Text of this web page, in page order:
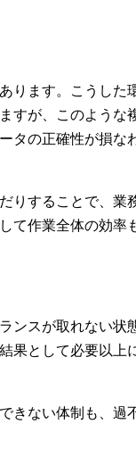
ります。こうした
すが、このような
タの正確性が損な
りすることで、業
て作業全体の効率
ンスが取れない状
果として必要以上
きない体制も、過